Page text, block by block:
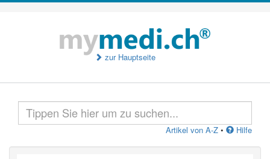
zur Hauptseite
Artikel von A-Z • Hilfe